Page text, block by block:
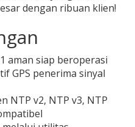
dengan ribuan klien!
aman siap beroperasi
GPS penerima sinyal
NTP v2, NTP v3, NTP